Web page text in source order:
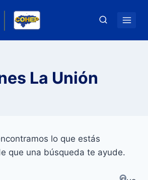
La Unión
lo que estás
que una búsqueda te ayude.